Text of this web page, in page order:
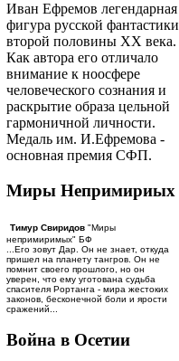
Иван Ефремов легендарная
фигура русской фантастики
второй половины ХХ века.
Как автора его отличало
внимание к ноосфере
человеческого сознания и
раскрытие образа цельной
гармоничной личности.
Медаль им. И.Ефремова -
основная премия СФП.
Миры Непримириых
Тимур Свиридов "Миры
непримиримых" БФ
...Его зовут Дар. Он не знает, откуда
пришел на планету тангров. Он не
помнит своего прошлого, но он
уверен, что ему уготована судьба
спасителя Рортанга - мира жестоких
законов, бесконечной боли и ярости
сражений...
Война в Осетии